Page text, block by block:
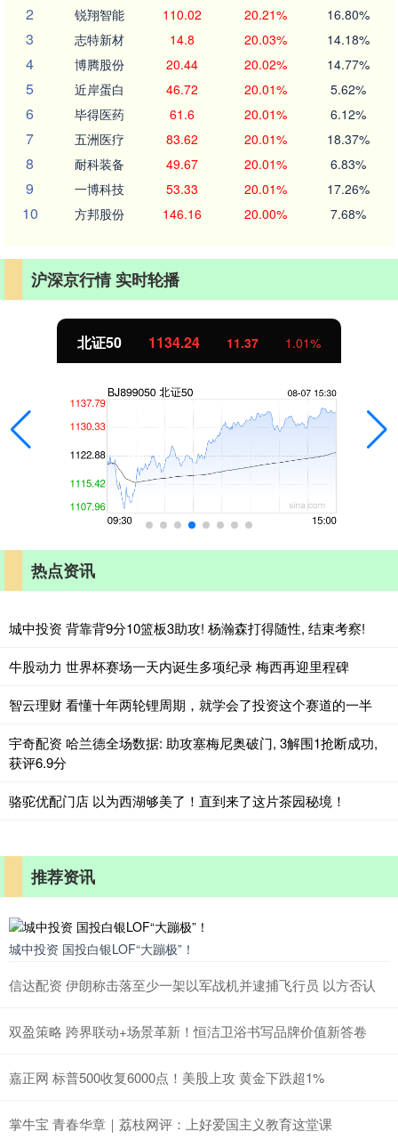
2 锐翔智能 110.02 20.21% 16.80%
3 志特新材 14.8 20.03% 14.18%
4 博腾股份 20.44 20.02% 14.77%
5 近岸蛋白 46.72 20.01% 5.62%
6 毕得医药 61.6 20.01% 6.12%
7 五洲医疗 83.62 20.01% 18.37%
8 耐科装备 49.67 20.01% 6.83%
9 一博科技 53.33 20.01% 17.26%
10 方邦股份 146.16 20.00% 7.68%
沪深京行情 实时轮播
北证50 1134.24 11.37 1.01%
热点资讯
城中投资 背靠背9分10篮板3助攻! 杨瀚森打得随性, 结束考察!
牛股动力 世界杯赛场一天内诞生多项纪录 梅西再迎里程碑
智云理财 看懂十年两轮锂周期，就学会了投资这个赛道的一半
宇奇配资 哈兰德全场数据: 助攻塞梅尼奥破门, 3解围1抢断成功,
获评6.9分
骆驼优配门店 以为西湖够美了！直到来了这片茶园秘境！
推荐资讯
城中投资 国投白银LOF“大蹦极”！
信达配资 伊朗称击落至少一架以军战机并逮捕飞行员 以方否认
双盈策略 跨界联动+场景革新！恒洁卫浴书写品牌价值新答卷
嘉正网 标普500收复6000点！美股上攻 黄金下跌超1%
掌牛宝 青春华章｜荔枝网评：上好爱国主义教育这堂课